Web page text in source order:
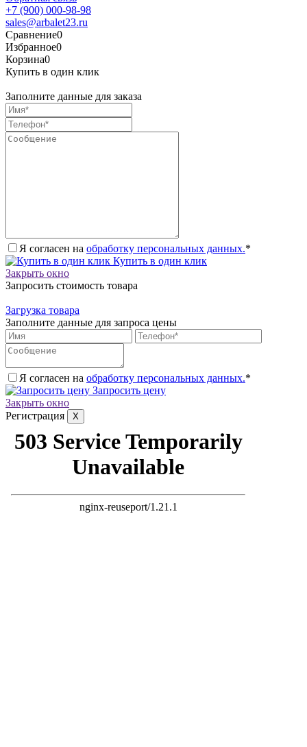
+7 (900) 000-98-98
sales@arbalet23.ru
Сравнение0
Избранное0
Корзина0
Купить в один клик
Заполните данные для заказа
Я согласен на обработку персональных данных.*
Купить в один клик
Закрыть окно
Запросить стоимость товара
Загрузка товара
Заполните данные для запроса цены
Я согласен на обработку персональных данных.*
Запросить цену
Закрыть окно
Регистрация
X